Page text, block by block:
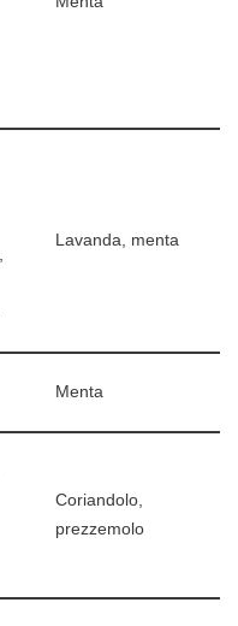
Lavanda, menta
Menta
Coriandolo,
prezzemolo